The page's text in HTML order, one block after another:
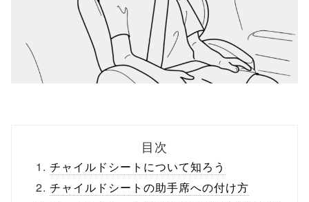
目次
チャイルドシートについて知ろう
チャイルドシートの助手席への付け方